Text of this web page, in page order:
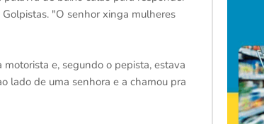
"O senhor xinga mulheres
e, segundo o pepista, estava
lado de uma senhora e a chamou pra